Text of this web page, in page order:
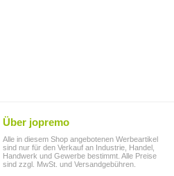
Über jopremo
Alle in diesem Shop angebotenen Werbeartikel
sind nur für den Verkauf an Industrie, Handel,
Handwerk und Gewerbe bestimmt. Alle Preise
sind zzgl. MwSt. und Versandgebühren.